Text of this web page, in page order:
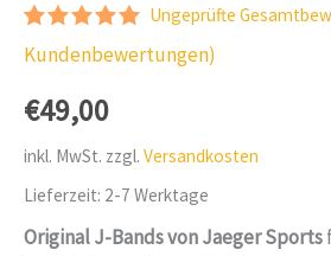
Bewertet
mit5.00
basierend
auf
3
Kundenbewertungen
Ungeprüfte
Kundenbewertungen)
€49,00
inkl. MwSt. zzgl. Versandkosten
Lieferzeit: 2-7 Werktage
Original J-Bands von Jaeger Sports